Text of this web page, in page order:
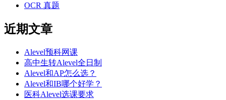
OCR 真题
近期文章
Alevel预科网课
高中生转Alevel全日制
Alevel和AP怎么选？
Alevel和IB哪个好学？
医科Alevel选课要求